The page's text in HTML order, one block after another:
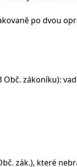
po dvou
Obč. zákoníku):
zák.), které